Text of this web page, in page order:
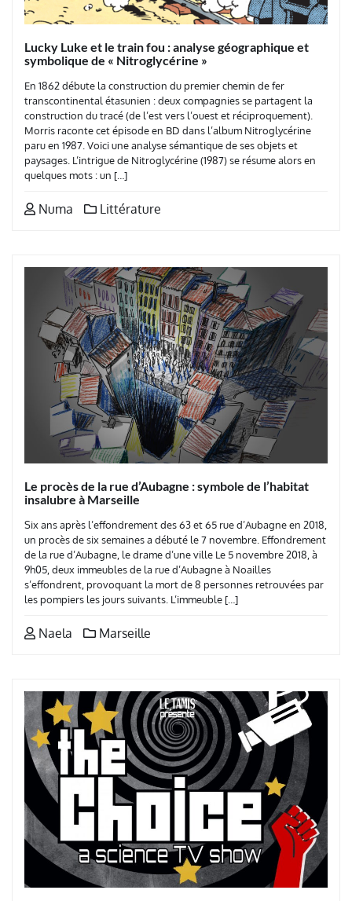
Lucky Luke et le train fou : analyse géographique et
symbolique de « Nitroglycérine »
En 1862 débute la construction du premier chemin de fer
transcontinental étasunien : deux compagnies se partagent la
construction du tracé (de l’est vers l’ouest et réciproquement).
Morris raconte cet épisode en BD dans l’album Nitroglycérine
paru en 1987. Voici une analyse sémantique de ses objets et
paysages. L’intrigue de Nitroglycérine (1987) se résume alors en
quelques mots : un […]
Numa Littérature
Le procès de la rue d’Aubagne : symbole de l’habitat
insalubre à Marseille
Six ans après l’effondrement des 63 et 65 rue d’Aubagne en 2018,
un procès de six semaines a débuté le 7 novembre. Effondrement
de la rue d’Aubagne, le drame d’une ville Le 5 novembre 2018, à
9h05, deux immeubles de la rue d’Aubagne à Noailles
s’effondrent, provoquant la mort de 8 personnes retrouvées par
les pompiers les jours suivants. L’immeuble […]
Naela Marseille